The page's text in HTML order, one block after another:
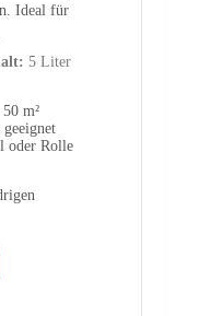
Ideal für
5 Liter
m²
oder Rolle